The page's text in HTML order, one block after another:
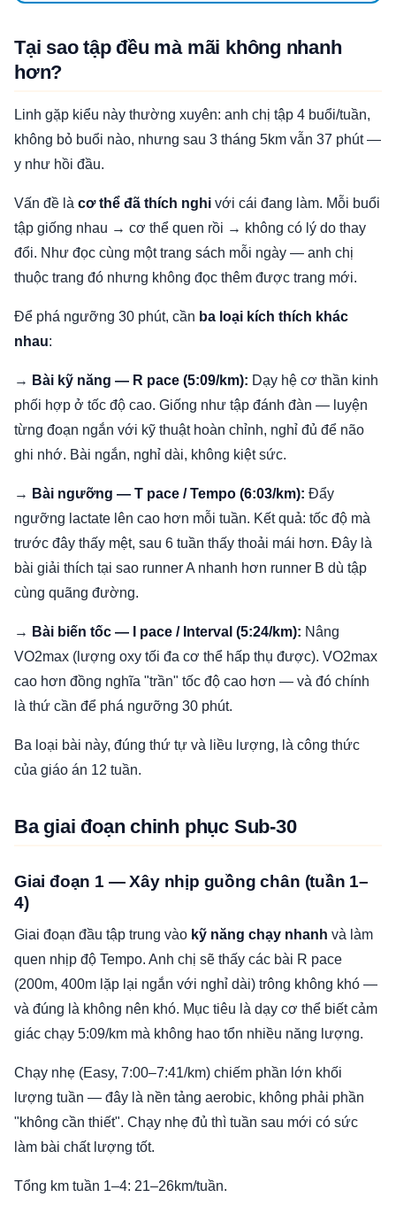
Tại sao tập đều mà mãi không nhanh
hơn?
Linh gặp kiểu này thường xuyên: anh chị tập 4 buổi/tuần,
không bỏ buổi nào, nhưng sau 3 tháng 5km vẫn 37 phút —
y như hồi đầu.
Vấn đề là cơ thể đã thích nghi với cái đang làm. Mỗi buổi
tập giống nhau → cơ thể quen rồi → không có lý do thay
đổi. Như đọc cùng một trang sách mỗi ngày — anh chị
thuộc trang đó nhưng không đọc thêm được trang mới.
Để phá ngưỡng 30 phút, cần ba loại kích thích khác
nhau:
→ Bài kỹ năng — R pace (5:09/km): Dạy hệ cơ thần kinh
phối hợp ở tốc độ cao. Giống như tập đánh đàn — luyện
từng đoạn ngắn với kỹ thuật hoàn chỉnh, nghỉ đủ để não
ghi nhớ. Bài ngắn, nghỉ dài, không kiệt sức.
→ Bài ngưỡng — T pace / Tempo (6:03/km): Đẩy
ngưỡng lactate lên cao hơn mỗi tuần. Kết quả: tốc độ mà
trước đây thấy mệt, sau 6 tuần thấy thoải mái hơn. Đây là
bài giải thích tại sao runner A nhanh hơn runner B dù tập
cùng quãng đường.
→ Bài biến tốc — I pace / Interval (5:24/km): Nâng
VO2max (lượng oxy tối đa cơ thể hấp thụ được). VO2max
cao hơn đồng nghĩa "trần" tốc độ cao hơn — và đó chính
là thứ cần để phá ngưỡng 30 phút.
Ba loại bài này, đúng thứ tự và liều lượng, là công thức
của giáo án 12 tuần.
Ba giai đoạn chinh phục Sub-30
Giai đoạn 1 — Xây nhịp guồng chân (tuần 1–
4)
Giai đoạn đầu tập trung vào kỹ năng chạy nhanh và làm
quen nhịp độ Tempo. Anh chị sẽ thấy các bài R pace
(200m, 400m lặp lại ngắn với nghỉ dài) trông không khó —
và đúng là không nên khó. Mục tiêu là dạy cơ thể biết cảm
giác chạy 5:09/km mà không hao tổn nhiều năng lượng.
Chạy nhẹ (Easy, 7:00–7:41/km) chiếm phần lớn khối
lượng tuần — đây là nền tảng aerobic, không phải phần
"không cần thiết". Chạy nhẹ đủ thì tuần sau mới có sức
làm bài chất lượng tốt.
Tổng km tuần 1–4: 21–26km/tuần.